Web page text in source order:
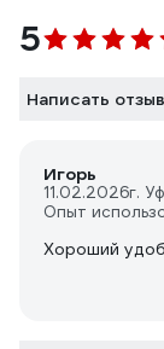
5
Написать отзыв
Игорь
11.02.2026г.
Опыт
Хороший